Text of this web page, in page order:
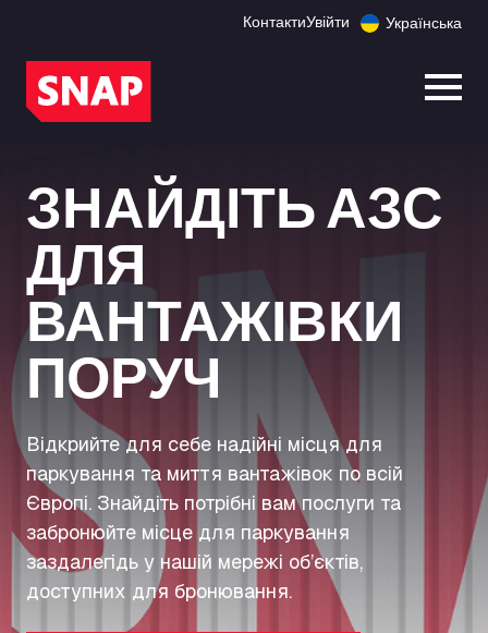
КонтактиУвійти Українська
ЗНАЙДІТЬ АЗС
ДЛЯ
ВАНТАЖІВКИ
ПОРУЧ
Відкрийте для себе надійні місця для
паркування та миття вантажівок по всій
Європі. Знайдіть потрібні вам послуги та
забронюйте місце для паркування
заздалегідь у нашій мережі об’єктів,
доступних для бронювання.